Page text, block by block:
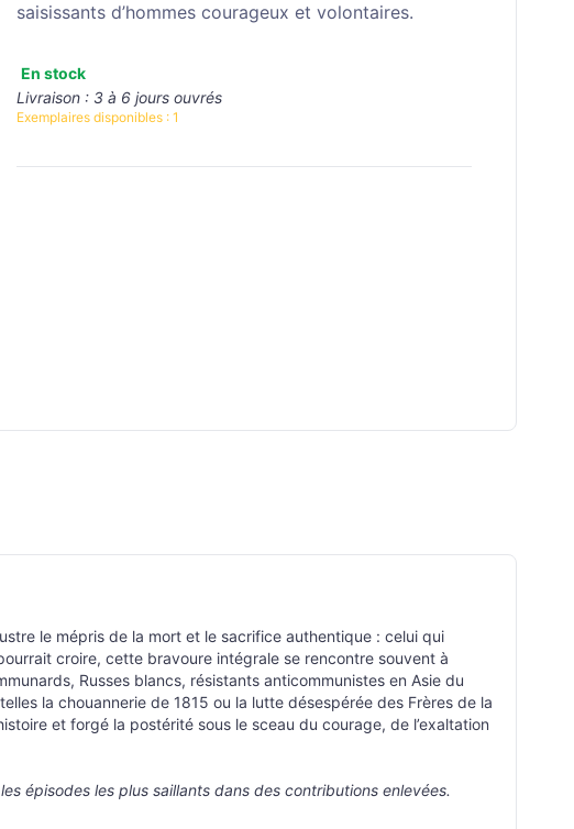
saisissants d’hommes courageux et volontaires.
En stock
Livraison : 3 à 6 jours ouvrés
Exemplaires disponibles : 1
le mépris de la mort et le sacrifice authentique : celui qui
croire, cette bravoure intégrale se rencontre souvent à
Russes blancs, résistants anticommunistes en Asie du
la chouannerie de 1815 ou la lutte désespérée des Frères de la
et forgé la postérité sous le sceau du courage, de l’exaltation
épisodes les plus saillants dans des contributions enlevées.